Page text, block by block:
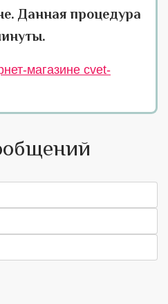
Данная процедура
магазине cvet-